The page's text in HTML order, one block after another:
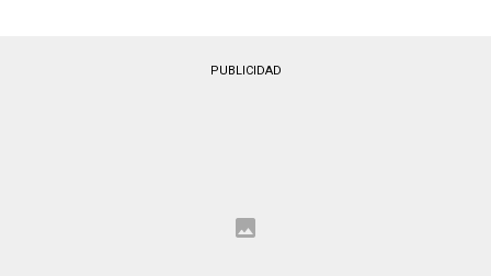
PUBLICIDAD